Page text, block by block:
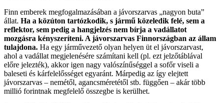
Finn emberek megfogalmazásában a jávorszarvas „nagyon buta”
állat. Ha a közúton tartózkodik, s jármű közeledik felé, sem a
reflektor, sem pedig a hangjelzés nem bírja a vadállatot
mozgásra kényszeríteni. A jávorszarvas Finnországban az állam
tulajdona. Ha egy járművezető olyan helyen üt el jávorszarvast,
ahol a vadállat megjelenésére számítani kell (pl. ezt jelzőtáblával
előre jelezték), akkor igen nagy valószínűséggel a sofőr viseli a
baleseti és kárfelelősséget egyaránt. Márpedig az így elejtett
jávorszarvas – nemétől, agancsméretétől stb. függően – akár több
millió forintnak megfelelő összegbe is kerülhet.